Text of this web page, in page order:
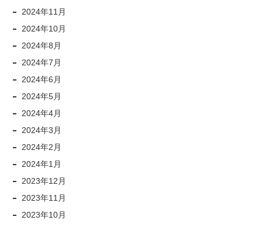
2024年11月
2024年10月
2024年8月
2024年7月
2024年6月
2024年5月
2024年4月
2024年3月
2024年2月
2024年1月
2023年12月
2023年11月
2023年10月